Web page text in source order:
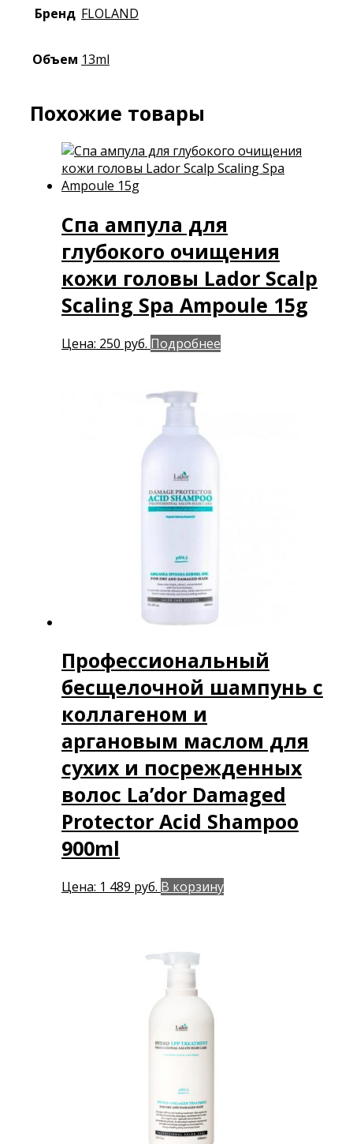
Бренд FLOLAND
Объем 13ml
Похожие товары
Спа ампула для
глубокого очищения
кожи головы Lador Scalp
Scaling Spa Ampoule 15g
Цена: 250 руб. Подробнее
Профессиональный
бесщелочной шампунь с
коллагеном и
аргановым маслом для
сухих и посрежденных
волос La’dor Damaged
Protector Acid Shampoo
900ml
Цена: 1 489 руб. В корзину